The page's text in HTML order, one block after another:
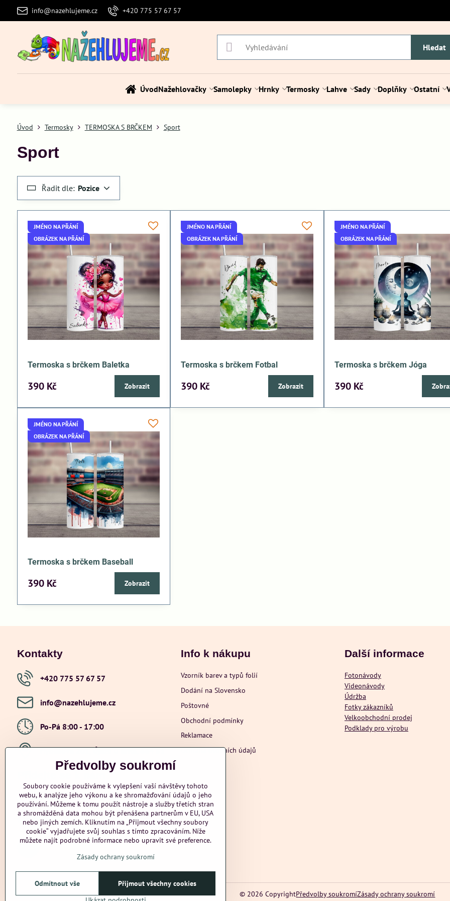
info@nazehlujeme.cz +420 775 57 67 57
Hledat
ÚvodNažehlovačky Samolepky Hrnky Termosky Lahve Sady Doplňky Ostatní
Úvod Termosky TERMOSKA S BRČKEM Sport
Sport
Řadit dle: Pozice
JMÉNO NA PŘÁNÍ
OBRÁZEK NA PŘÁNÍ
Termoska s brčkem Baletka
390 Kč Zobrazit
JMÉNO NA PŘÁNÍ
OBRÁZEK NA PŘÁNÍ
Termoska s brčkem Fotbal
390 Kč Zobrazit
JMÉNO NA PŘÁNÍ
OBRÁZEK NA PŘÁNÍ
Termoska s brčkem Jóga
390 Kč
JMÉNO NA PŘÁNÍ
OBRÁZEK NA PŘÁNÍ
Termoska s brčkem Baseball
390 Kč Zobrazit
Kontakty
+420 775 57 67 57
info​@nazehlujeme​.cz
Po-Pá 8:00 - 17:00
Hybešova 201, Újezd u Brna, 664 53
Facebook Instagram Youtube
Odstoupení od smlouvy
Info k nákupu
Vzorník barev a typů folií
Dodání na Slovensko
Poštovné
Obchodní podmínky
Reklamace
Ochrana osobních údajů
Další informace
Fotonávody
Videonávody
Údržba
Fotky zákazníků
Velkoobchodní prodej
Podklady pro výrobu
© 2026 CopyrightPředvolby soukromíZásady ochrany soukromí
Předvolby soukromí
Soubory cookie používáme k vylepšení vaší návštěvy tohoto
webu, k analýze jeho výkonu a ke shromažďování údajů o jeho
používání. Můžeme k tomu použít nástroje a služby třetích stran
a shromážděná data mohou být přenášena partnerům v EU, USA
nebo jiných zemích. Kliknutím na „Přijmout všechny soubory
cookie“ vyjadřujete svůj souhlas s tímto zpracováním. Níže
můžete najít podrobné informace nebo upravit své preference.
Zásady ochrany soukromí
Přijmout všechny cookies
Odmítnout vše